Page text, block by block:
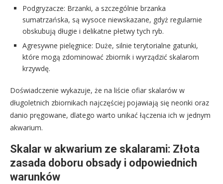
Podgryzacze: Brzanki, a szczególnie brzanka
sumatrzańska, są wysoce niewskazane, gdyż regularnie
obskubują długie i delikatne płetwy tych ryb.
Agresywne pielęgnice: Duże, silnie terytorialne gatunki,
które mogą zdominować zbiornik i wyrządzić skalarom
krzywdę.
Doświadczenie wykazuje, że na liście ofiar skalarów w
długoletnich zbiornikach najczęściej pojawiają się neonki oraz
danio pręgowane, dlatego warto unikać łączenia ich w jednym
akwarium.
Skalar w akwarium ze skalarami: Złota
zasada doboru obsady i odpowiednich
warunków